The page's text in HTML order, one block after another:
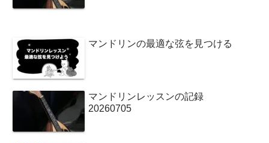
マンドリンの最適な弦を見つける
マンドリンレッスンの記録
20260705